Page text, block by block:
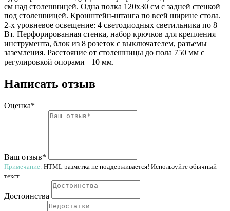
см над столешницей. Одна полка 120х30 см с задней стенкой
под столешницей. Кронштейн-штанга по всей ширине стола.
2-х уровневое освещение: 4 светодиодных светильника по 8
Вт. Перфорированная стенка, набор крючков для крепления
инструмента, блок из 8 розеток с выключателем, разъемы
заземления. Расстояние от столешницы до пола 750 мм с
регулировкой опорами +10 мм.
Написать отзыв
Оценка*
Ваш отзыв*
Примечание: HTML разметка не поддерживается! Используйте обычный
текст.
Достоинства